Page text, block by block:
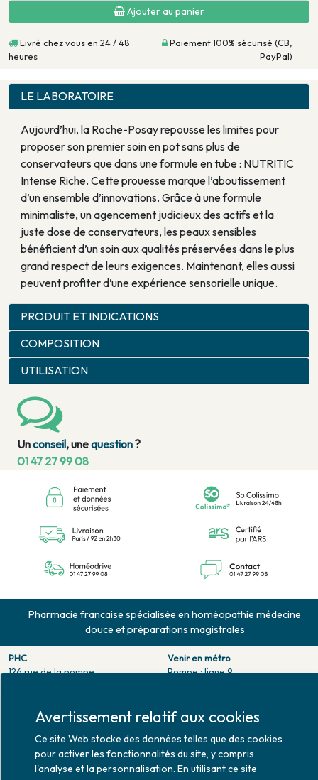
Ajouter au panier
Livré chez vous en 24 / 48
heures
Paiement 100% sécurisé (CB,
PayPal)
LE LABORATOIRE
Aujourd’hui, la Roche-Posay repousse les limites pour
proposer son premier soin en pot sans plus de
conservateurs que dans une formule en tube : NUTRITIC
Intense Riche. Cette prouesse marque l’aboutissement
d’un ensemble d’innovations. Grâce à une formule
minimaliste, un agencement judicieux des actifs et la
juste dose de conservateurs, les peaux sensibles
bénéficient d’un soin aux qualités préservées dans le plus
grand respect de leurs exigences. Maintenant, elles aussi
peuvent profiter d’une expérience sensorielle unique.
PRODUIT ET INDICATIONS
COMPOSITION
UTILISATION
Unconseil, unequestion?
01 47 27 99 08
Pharmacie francaise spécialisée en homéopathie médecine
douce et préparations magistrales
PHC
126 rue de la pompe
Fax. 01 47 55 03 61
Horaires d'ouverture
Lundi : 10h30 - 20h00
Mardi au vendredi : 9h00 -
Venir en métro
Pompe : ligne 9.
Venir en bus
Jean Monet : ligne 52.
Avertissement relatif aux cookies
Ce site Web stocke des données telles que des cookies
pour activer les fonctionnalités du site, y compris
l'analyse et la personnalisation. En utilisant ce site